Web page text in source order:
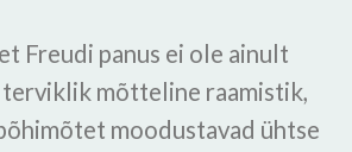
Freudi panus ei ole ainult
terviklik mõtteline raamistik,
moodustavad ühtse